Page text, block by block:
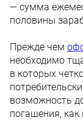
— сумма
половины
Прежде чем
необходимо
в которых
возможность
погашения, как